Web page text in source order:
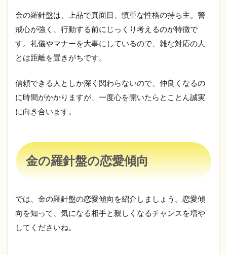
性
格
2
金
針
盤
恋
向
2.1
重！
時間
ける
金の羅針盤は、上品で真面目、慎重な性格の持ち主。警
戒心が強く、行動する前にじっくり考えるのが特徴で
す。礼儀やマナーを大事にしているので、雑な対応の人
とは距離を置きがちです。
信頼できる人としか深く関わらないので、仲良くなるの
に時間がかかりますが、一度心を開いたらとことん誠実
に向き合います。
金の羅針盤の恋愛傾向
では、金の羅針盤の恋愛傾向を紹介しましょう。恋愛傾
向を知って、気になる相手と親しくなるチャンスを増や
してくださいね。